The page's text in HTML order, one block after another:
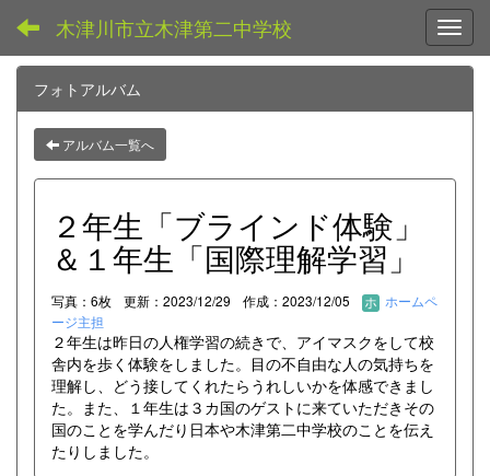
木津川市立木津第二中学校
フォトアルバム
アルバム一覧へ
２年生「ブラインド体験」
＆１年生「国際理解学習」
写真：6枚 更新：2023/12/29 作成：2023/12/05
ホームペ
ージ主担
２年生は昨日の人権学習の続きで、アイマスクをして校
舎内を歩く体験をしました。目の不自由な人の気持ちを
理解し、どう接してくれたらうれしいかを体感できまし
た。また、１年生は３カ国のゲストに来ていただきその
国のことを学んだり日本や木津第二中学校のことを伝え
たりしました。